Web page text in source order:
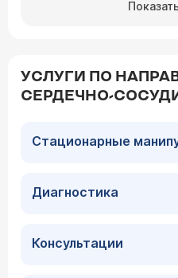
УСЛУГИ ПО
СЕРДЕЧНО-
Стационарные
Диагностика
Консультации